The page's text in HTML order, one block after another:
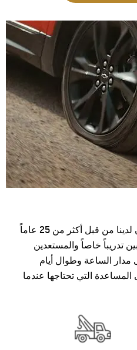
يتم دعم خدمات السلامة والأمان لدينا من قبل أكثر من 25 عاماً
تدريباً خاصاً والمستعدين
الساعة وطوال أيام
التي تحتاجها عندما